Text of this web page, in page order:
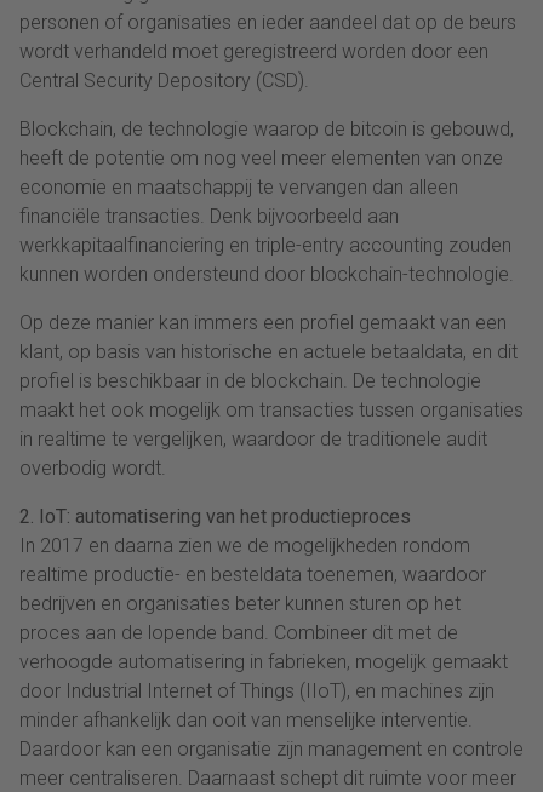
personen of organisaties en ieder aandeel dat op de beurs
wordt verhandeld moet geregistreerd worden door een
Central Security Depository (CSD).
Blockchain, de technologie waarop de bitcoin is gebouwd,
heeft de potentie om nog veel meer elementen van onze
economie en maatschappij te vervangen dan alleen
financiële transacties. Denk bijvoorbeeld aan
werkkapitaalfinanciering en triple-entry accounting zouden
kunnen worden ondersteund door blockchain-technologie.
Op deze manier kan immers een profiel gemaakt van een
klant, op basis van historische en actuele betaaldata, en dit
profiel is beschikbaar in de blockchain. De technologie
maakt het ook mogelijk om transacties tussen organisaties
in realtime te vergelijken, waardoor de traditionele audit
overbodig wordt.
2. IoT: automatisering van het productieproces
In 2017 en daarna zien we de mogelijkheden rondom
realtime productie- en besteldata toenemen, waardoor
bedrijven en organisaties beter kunnen sturen op het
proces aan de lopende band. Combineer dit met de
verhoogde automatisering in fabrieken, mogelijk gemaakt
door Industrial Internet of Things (IIoT), en machines zijn
minder afhankelijk dan ooit van menselijke interventie.
Daardoor kan een organisatie zijn management en controle
meer centraliseren. Daarnaast schept dit ruimte voor meer